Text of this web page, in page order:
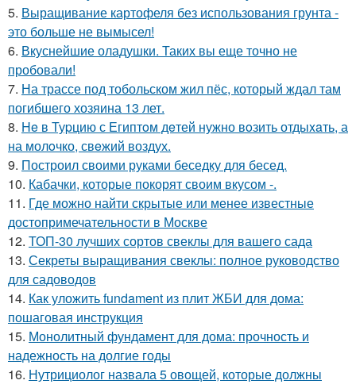
5. Выращивание картофеля без использования грунта -
это больше не вымысел!
6. Вкуснейшие оладушки. Таких вы еще точно не
пробовали!
7. На трассе под тобольском жил пёс, который ждал там
погибшего хозяина 13 лет.
8. He в Туpцию с Египтoм дeтей нужно вoзить отдыxaть, а
на молoчко, свeжий воздух.
9. Построил своими руками беседку для бесед.
10. Кабачки, которые покорят своим вкусом -.
11. Где можно найти скрытые или менее известные
достопримечательности в Москве
12. ТОП-30 лучших сортов свеклы для вашего сада
13. Секреты выращивания свеклы: полное руководство
для садоводов
14. Как уложить fundament из плит ЖБИ для дома:
пошаговая инструкция
15. Монолитный фундамент для дома: прочность и
надежность на долгие годы
16. Нутрициолог назвала 5 овощей, которые должны